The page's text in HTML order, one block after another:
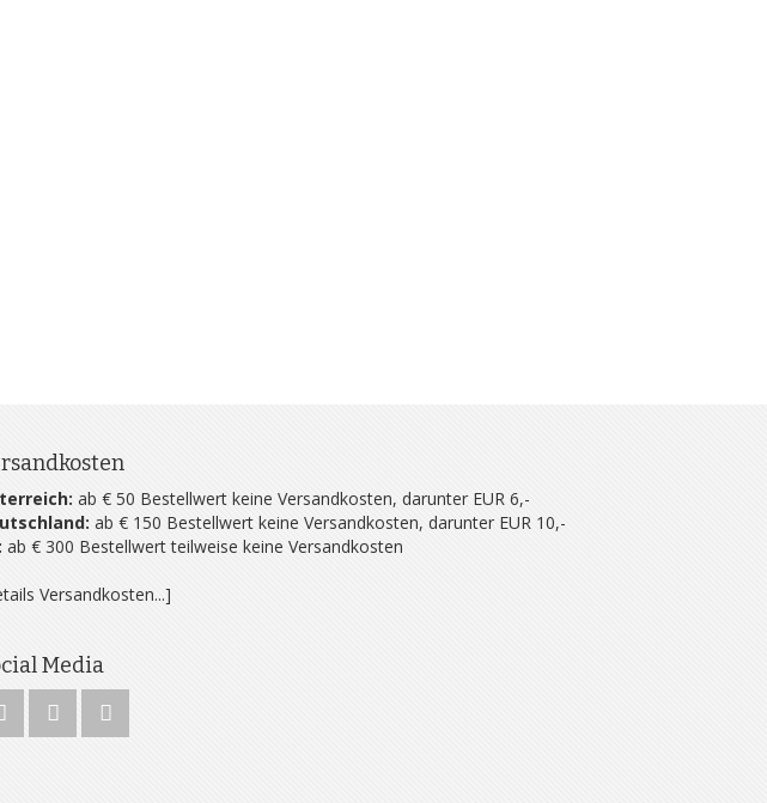
ab € 50 Bestellwert keine Versandkosten, darunter EUR 6,-
ab € 150 Bestellwert keine Versandkosten, darunter EUR 10,-
ab € 300 Bestellwert teilweise keine Versandkosten
Versandkosten...]
Media